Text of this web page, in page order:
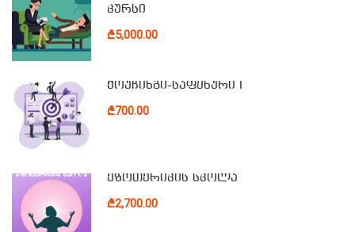
კურსი
₾5,000.00
ქოუჩინგი-საფეხური I
₾700.00
ეზოთერიკის სკოლა
₾2,700.00